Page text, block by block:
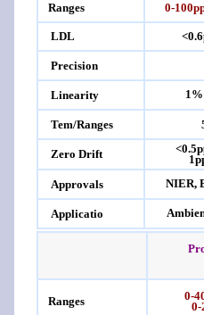
Ranges 0-
LDL
Precision
Linearity
Tem/Ranges
Zero Drift
Approvals
NIER,
Applicatio
Ranges
0-
0-